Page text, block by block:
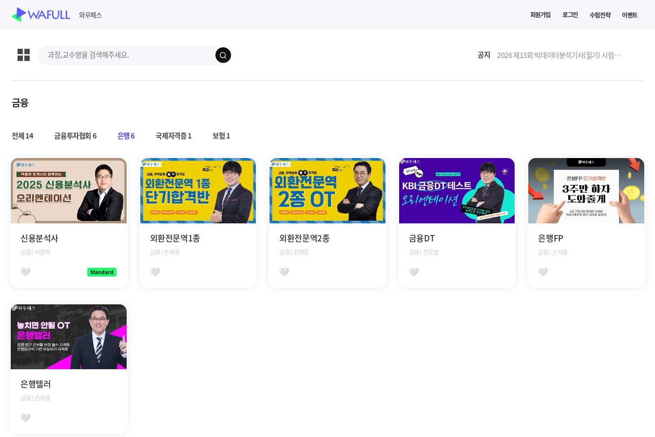
WASUB 자격증 구독
와우패스 회원가입 로그인 수험전략 이벤트
과정,교수명 검색 공지 2026 제13회 빅데이터분석기사(필기) 시험접수 안내
금융
강의목록
전체14 금융투자협회6 은행6 국제자격증1 보험1
강의상세보기
신용분석사
금융│박종하
찜하기 Standard
강의상세보기
외환전문역1종
금융│손재용
찜하기
강의상세보기
외환전문역2종
금융│김영훈
찜하기
강의상세보기
금융DT
금융│전윤범
찜하기
강의상세보기
은행FP
금융│손재용
찜하기
강의상세보기
은행텔러
금융│손재용
찜하기